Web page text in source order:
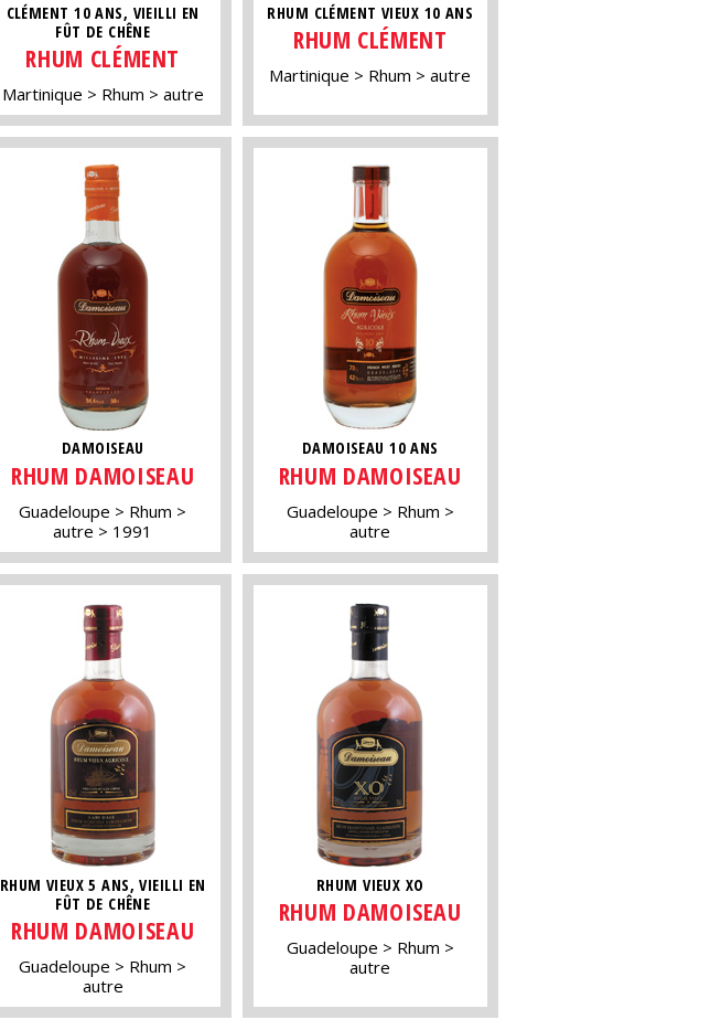
CLÉMENT 10 ANS, VIEILLI EN
FÛT DE CHÊNE
RHUM CLÉMENT
Martinique Rhum autre
RHUM CLÉMENT VIEUX 10 ANS
RHUM CLÉMENT
Martinique Rhum autre
DAMOISEAU
RHUM DAMOISEAU
Guadeloupe
Rhum
autre
1991
DAMOISEAU 10 ANS
RHUM DAMOISEAU
Guadeloupe
Rhum
autre
RHUM VIEUX 5 ANS, VIEILLI EN
FÛT DE CHÊNE
RHUM DAMOISEAU
Guadeloupe
Rhum
autre
RHUM VIEUX XO
RHUM DAMOISEAU
Guadeloupe
Rhum
autre